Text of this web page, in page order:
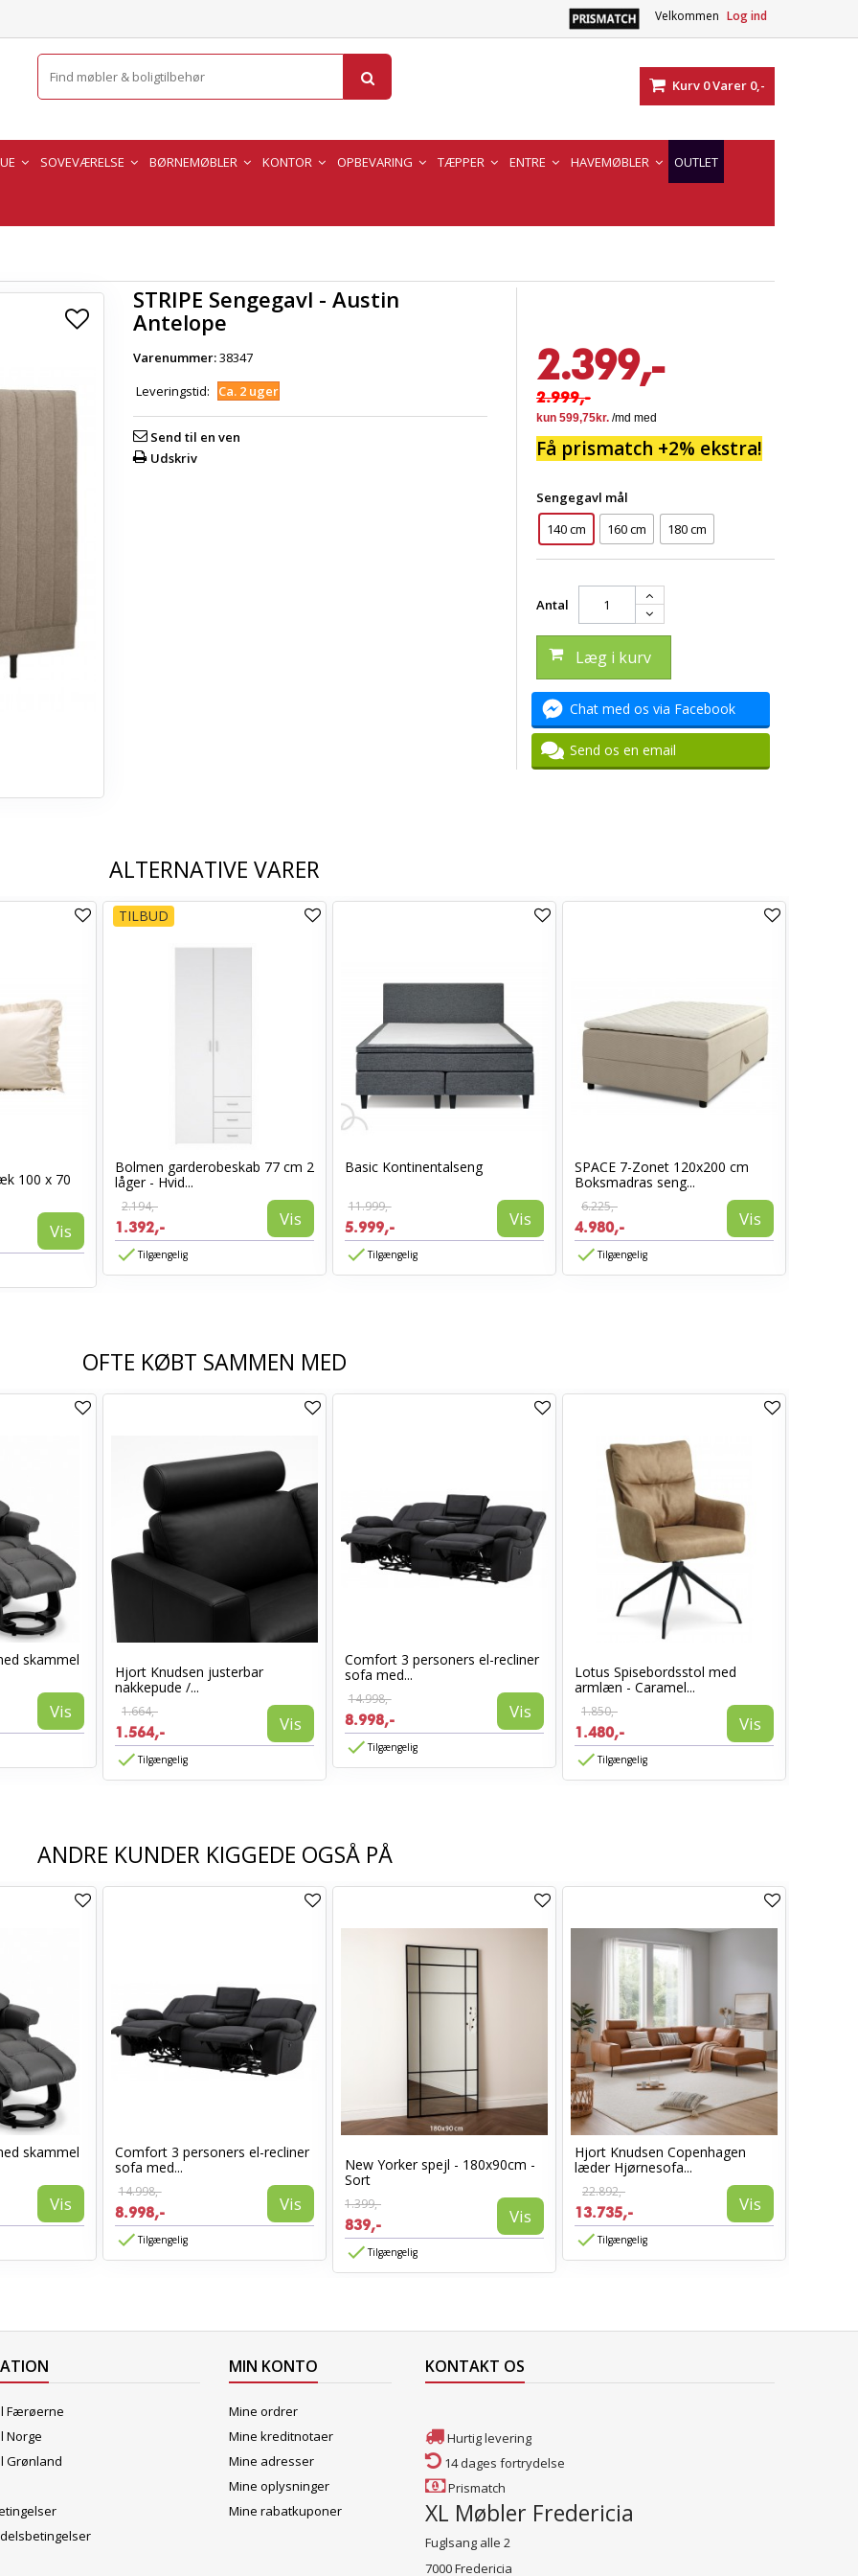
Velkommen Log ind
Kurv 0Varer 0,-
SOVEVÆRELSE BØRNEMØBLER KONTOR OPBEVARING TÆPPER ENTRE HAVEMØBLER OUTLET
STRIPE Sengegavl - Austin
Antelope
Varenummer:38347
Leveringstid:
Ca. 2 uger
Send til en ven
Udskriv
2.399,-
2.999,-
Få prismatch +2% ekstra!
Sengegavl mål
140 cm
160 cm 180 cm
Antal
Læg i kurv
Chat med os via Facebook
Send os en email
ALTERNATIVE VARER
100 x 70
Vis
TILBUD
Bolmen garderobeskab 77 cm 2
låger - Hvid...
2.194,-
1.392,- Vis
Tilgængelig
Basic Kontinentalseng
11.999,-
5.999,- Vis
Tilgængelig
SPACE 7-Zonet 120x200 cm
Boksmadras seng...
6.225,-
4.980,- Vis
Tilgængelig
OFTE KØBT SAMMEN MED
skammel
Vis
Hjort Knudsen justerbar
nakkepude /...
1.664,-
1.564,- Vis
Tilgængelig
Comfort 3 personers el-recliner
sofa med...
14.998,-
8.998,- Vis
Tilgængelig
Lotus Spisebordsstol med
armlæn - Caramel...
1.850,-
1.480,- Vis
Tilgængelig
ANDRE KUNDER KIGGEDE OGSÅ PÅ
skammel
Vis
Comfort 3 personers el-recliner
sofa med...
14.998,-
8.998,- Vis
Tilgængelig
New Yorker spejl - 180x90cm -
Sort
1.399,-
839,- Vis
Tilgængelig
Hjort Knudsen Copenhagen
læder Hjørnesofa...
22.892,-
13.735,- Vis
Tilgængelig
Færøerne
Norge
Grønland
MIN KONTO
Mine ordrer
Mine kreditnotaer
Mine adresser
Mine oplysninger
Mine rabatkuponer
KONTAKT OS
Hurtig levering
14 dages fortrydelse
Prismatch
XL Møbler Fredericia
Fuglsang alle 2
7000 Fredericia